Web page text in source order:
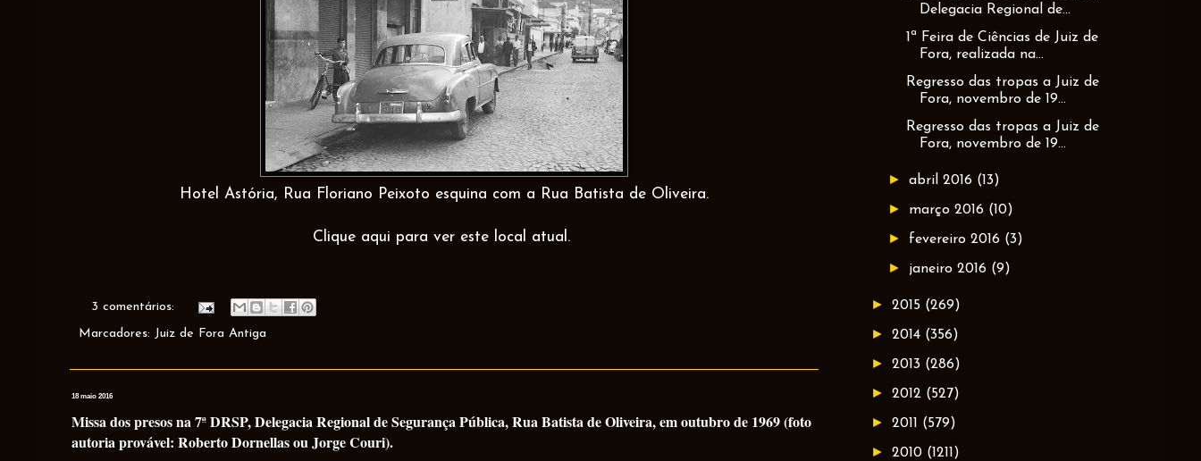
Hotel Astória, Rua Floriano Peixoto esquina com a Rua Batista de Oliveira.
Clique aqui para ver este local atual.
3 comentários:
Marcadores: Juiz de Fora Antiga
18 maio 2016
Missa dos presos na 7ª DRSP, Delegacia Regional de Segurança Pública, Rua Batista de Oliveira, em outubro de 1969 (foto
autoria provável: Roberto Dornellas ou Jorge Couri).
Delegacia Regional de...
1ª Feira de Ciências de Juiz de
Fora, realizada na...
Regresso das tropas a Juiz de
Fora, novembro de 19...
Regresso das tropas a Juiz de
Fora, novembro de 19...
►abril 2016 (13)
► março 2016 (10)
► fevereiro 2016 (3)
► janeiro 2016 (9)
► 2015 (269)
► 2014 (356)
► 2013 (286)
► 2012 (527)
► 2011 (579)
► 2010 (1211)